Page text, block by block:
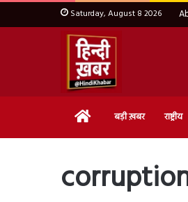
Saturday, August 8 2026
Home बड़ी ख़बर राष्ट्रीय